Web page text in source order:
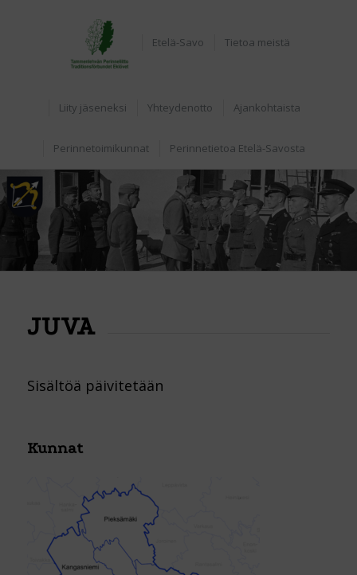
Etelä-Savo
Tietoa meistä
Liity jäseneksi Yhteydenotto Ajankohtaista
Perinnetoimikunnat Perinnetietoa Etelä-Savosta
JUVA
Sisältöä päivitetään
Kunnat